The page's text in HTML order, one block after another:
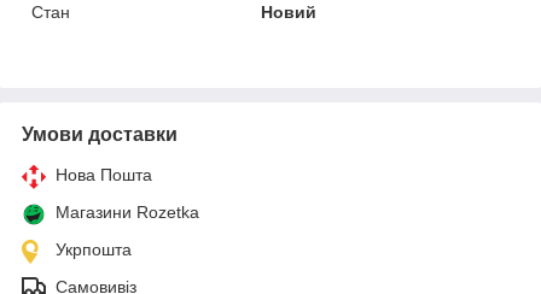
Стан
Новий
Умови доставки
Нова Пошта
Магазини Rozetka
Укрпошта
Самовивіз